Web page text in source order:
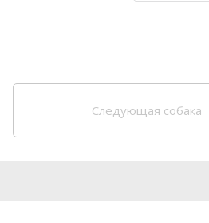
Следующая собака